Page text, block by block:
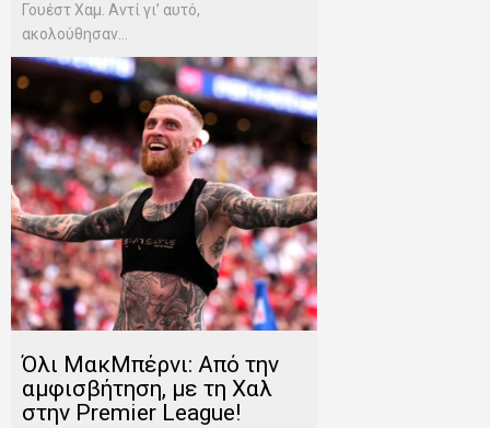
Γουέστ Χαμ. Αντί γι’ αυτό,
ακολούθησαν...
Όλι ΜακΜπέρνι: Aπό την
αμφισβήτηση, με τη Χαλ
στην Premier League!